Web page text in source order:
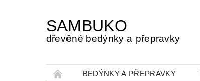
SAMBUKO
dřevěné bedýnky a přepravky
BEDÝNKY A PŘEPRAVKY